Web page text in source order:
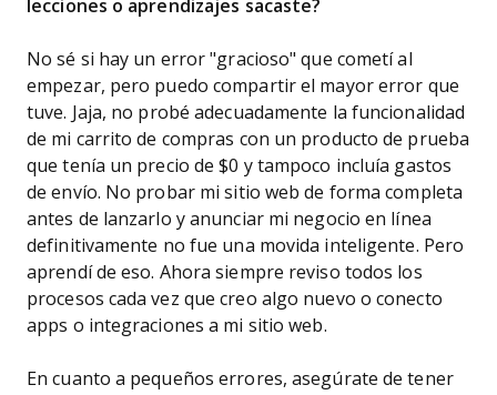
lecciones o aprendizajes sacaste?
No sé si hay un error "gracioso" que cometí al
empezar, pero puedo compartir el mayor error que
tuve. Jaja, no probé adecuadamente la funcionalidad
de mi carrito de compras con un producto de prueba
que tenía un precio de $0 y tampoco incluía gastos
de envío. No probar mi sitio web de forma completa
antes de lanzarlo y anunciar mi negocio en línea
definitivamente no fue una movida inteligente. Pero
aprendí de eso. Ahora siempre reviso todos los
procesos cada vez que creo algo nuevo o conecto
apps o integraciones a mi sitio web.
En cuanto a pequeños errores, asegúrate de tener